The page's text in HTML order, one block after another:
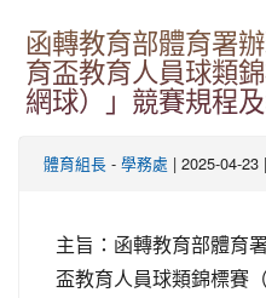
函轉教育部體育署
育盃教育人員球類
網球）」競賽規程
體育組長 - 學務處 | 2025-04-
主旨：函轉教育部體育
盃教育人員球類錦標賽